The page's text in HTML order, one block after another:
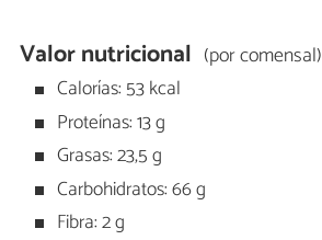
Valor nutricional (por comensal)
Calorías: 53 kcal
Proteínas: 13 g
Grasas: 23,5 g
Carbohidratos: 66 g
Fibra: 2 g